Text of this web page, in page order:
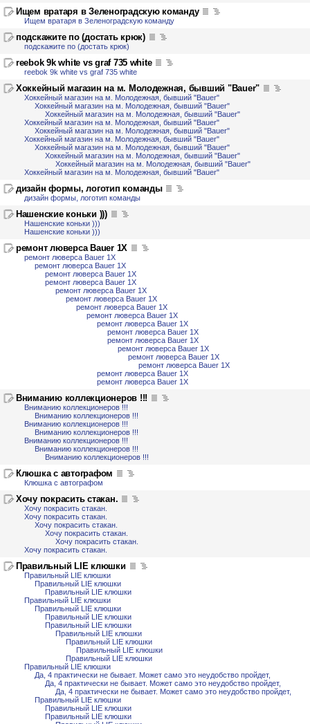
Ищем вратаря в Зеленоградскую команду
Ищем вратаря в Зеленоградскую команду
подскажите по (достать крюк)
подскажите по (достать крюк)
reebok 9k white vs graf 735 white
reebok 9k white vs graf 735 white
Хоккейный магазин на м. Молодежная, бывший "Bauer"
Хоккейный магазин на м. Молодежная, бывший "Bauer"
Хоккейный магазин на м. Молодежная, бывший "Bauer"
Хоккейный магазин на м. Молодежная, бывший "Bauer"
Хоккейный магазин на м. Молодежная, бывший "Bauer"
Хоккейный магазин на м. Молодежная, бывший "Bauer"
Хоккейный магазин на м. Молодежная, бывший "Bauer"
Хоккейный магазин на м. Молодежная, бывший "Bauer"
Хоккейный магазин на м. Молодежная, бывший "Bauer"
Хоккейный магазин на м. Молодежная, бывший "Bauer"
Хоккейный магазин на м. Молодежная, бывший "Bauer"
дизайн формы, логотип команды
дизайн формы, логотип команды
Нашенские коньки )))
Нашенские коньки )))
Нашенские коньки )))
ремонт люверса Bauer 1X
ремонт люверса Bauer 1X
ремонт люверса Bauer 1X
ремонт люверса Bauer 1X
ремонт люверса Bauer 1X
ремонт люверса Bauer 1X
ремонт люверса Bauer 1X
ремонт люверса Bauer 1X
ремонт люверса Bauer 1X
ремонт люверса Bauer 1X
ремонт люверса Bauer 1X
ремонт люверса Bauer 1X
ремонт люверса Bauer 1X
ремонт люверса Bauer 1X
ремонт люверса Bauer 1X
ремонт люверса Bauer 1X
ремонт люверса Bauer 1X
Вниманию коллекционеров !!!
Вниманию коллекционеров !!!
Вниманию коллекционеров !!!
Вниманию коллекционеров !!!
Вниманию коллекционеров !!!
Вниманию коллекционеров !!!
Вниманию коллекционеров !!!
Вниманию коллекционеров !!!
Клюшка с автографом
Клюшка с автографом
Хочу покрасить стакан.
Хочу покрасить стакан.
Хочу покрасить стакан.
Хочу покрасить стакан.
Хочу покрасить стакан.
Хочу покрасить стакан.
Хочу покрасить стакан.
Правильный LIE клюшки
Правильный LIE клюшки
Правильный LIE клюшки
Правильный LIE клюшки
Правильный LIE клюшки
Правильный LIE клюшки
Правильный LIE клюшки
Правильный LIE клюшки
Правильный LIE клюшки
Правильный LIE клюшки
Правильный LIE клюшки
Правильный LIE клюшки
Правильный LIE клюшки
Да, 4 практически не бывает. Может само это неудобство пройдет,
Да, 4 практически не бывает. Может само это неудобство пройдет,
Да, 4 практически не бывает. Может само это неудобство пройдет,
Правильный LIE клюшки
Правильный LIE клюшки
Правильный LIE клюшки